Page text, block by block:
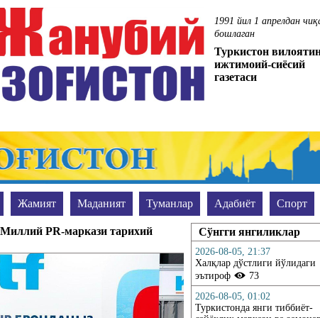
1991 йил 1 апрелдан
бошлаган
Туркистон
ижтимоий-сиёсий
газетаси
Жамият Маданият Туманлар Адабиёт Спорт
Сўранг-жавоб берамиз Уюшган жиноятчиликка қарши
PR-маркази тарихий
Сўнгги янгиликлар
2026-08-05, 21:37
Халқлар дўстлиги йўлидаги
эътироф
73
2026-08-05, 01:02
Туркистонда янги тиббиёт-